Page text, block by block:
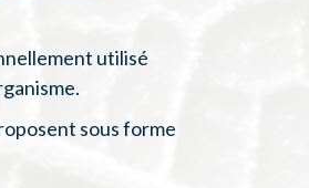
utilisé
sous forme